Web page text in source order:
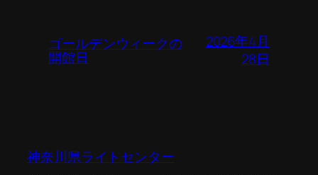
ゴールデンウィークの
開館日
2026年4月
28日
神奈川県ライトセンター